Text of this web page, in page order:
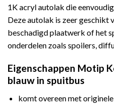
1K acryl autolak die
Deze autolak is zeer geschikt
beschadigd plaatwerk of het
onderdelen zoals spoilers,
Eigenschappen Motip
blauw in spuitbus
komt overeen met